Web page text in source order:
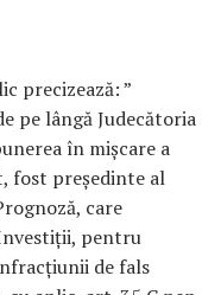
precizează: ”
pe lângă Judecătoria
în mișcare a
fost președinte al
care
pentru
de fals